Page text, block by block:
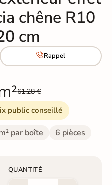
chêne R10
cm
Rappel
61,28 €
public conseillé
par boîte 6 pièces
QUANTITÉ